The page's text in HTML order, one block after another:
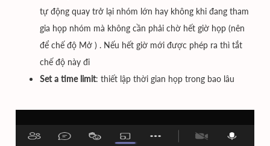
tự động quay trở lại nhóm lớn hay không khi đang tham
gia họp nhóm mà không cần phải chờ hết giờ họp (nên
để chế độ Mở ) . Nếu hết giờ mới được phép ra thì tắt
chế độ này đi
Set a time limit: thiết lập thời gian họp trong bao lâu